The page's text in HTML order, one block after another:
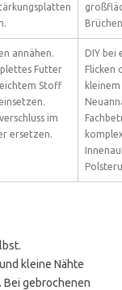
annähen.
Futter
Stoff
im
ersetzen.
DIY bei
Flicken
kleinem
kleine Nähte
Bei gebrochenen